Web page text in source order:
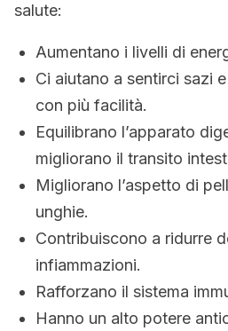
salute:
Aumentano i livelli di
Ci aiutano a sentirci sazi
con più facilità.
Equilibrano l’apparato
migliorano il transito
Migliorano l’aspetto di
unghie.
Contribuiscono a ridurre
infiammazioni.
Rafforzano il sistema
Hanno un alto potere